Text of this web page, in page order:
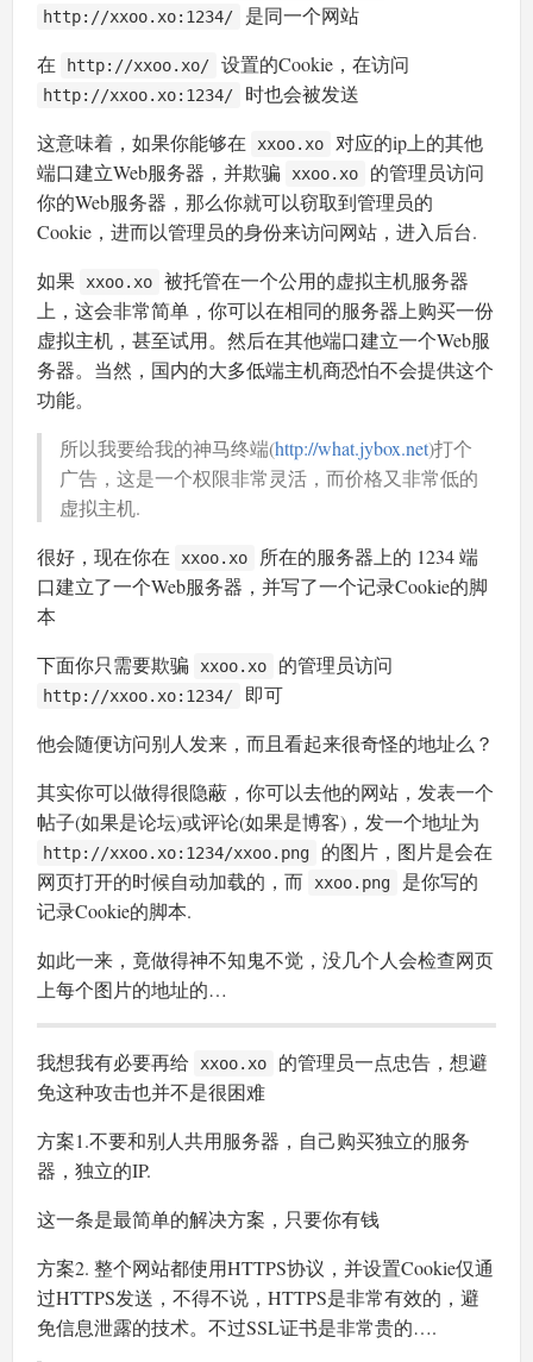
http://xxoo.xo:1234/
是同一个网站
在
http://xxoo.xo/ 设置的Cookie，在访问
http://xxoo.xo:1234/
时也会被发送
这意味着，如果你能够在
xxoo.xo
对应的ip上的其他
端口建立Web服务器，并欺骗
xxoo.xo
的管理员访问
你的Web服务器，那么你就可以窃取到管理员的
Cookie，进而以管理员的身份来访问网站，进入后台.
如果
xxoo.xo
被托管在一个公用的虚拟主机服务器
上，这会非常简单，你可以在相同的服务器上购买一份
虚拟主机，甚至试用。然后在其他端口建立一个Web服
务器。当然，国内的大多低端主机商恐怕不会提供这个
功能。
所以我要给我的神马终端(http://what.jybox.net)打个
广告，这是一个权限非常灵活，而价格又非常低的
虚拟主机.
很好，现在你在
xxoo.xo
所在的服务器上的 1234 端
口建立了一个Web服务器，并写了一个记录Cookie的脚
本
下面你只需要欺骗
xxoo.xo 的管理员访问
http://xxoo.xo:1234/
即可
他会随便访问别人发来，而且看起来很奇怪的地址么？
其实你可以做得很隐蔽，你可以去他的网站，发表一个
帖子(如果是论坛)或评论(如果是博客)，发一个地址为
http://xxoo.xo:1234/xxoo.png
的图片，图片是会在
网页打开的时候自动加载的，而
xxoo.png
是你写的
记录Cookie的脚本.
如此一来，竟做得神不知鬼不觉，没几个人会检查网页
上每个图片的地址的…
我想我有必要再给 xxoo.xo
的管理员一点忠告，想避
免这种攻击也并不是很困难
方案1.不要和别人共用服务器，自己购买独立的服务
器，独立的IP.
这一条是最简单的解决方案，只要你有钱
方案2. 整个网站都使用HTTPS协议，并设置Cookie仅通
过HTTPS发送，不得不说，HTTPS是非常有效的，避
免信息泄露的技术。不过SSL证书是非常贵的….